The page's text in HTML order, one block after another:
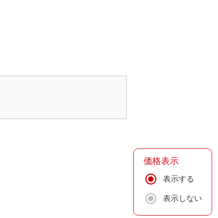
価格表示
表示する
表示しない